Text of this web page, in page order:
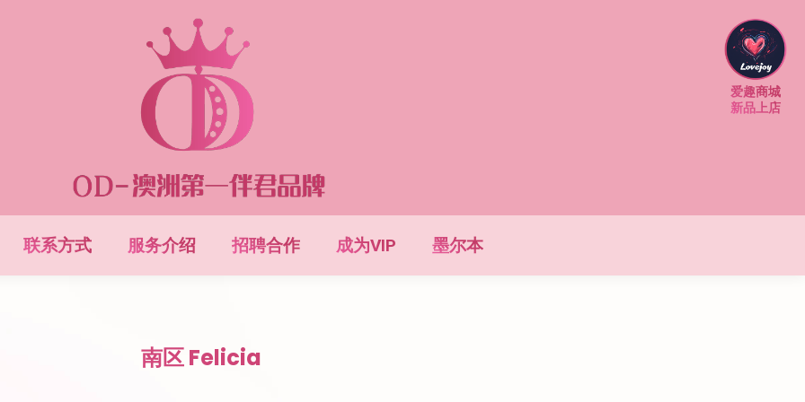
联系方式 服务介绍 招聘合作 成为VIP 墨尔本
南区 Felicia
爱趣商城
新品上店